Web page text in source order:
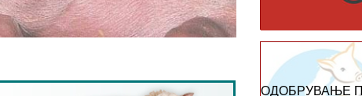
ОДОБРУВАЊЕ